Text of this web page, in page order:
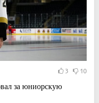
3 10
за юниорскую